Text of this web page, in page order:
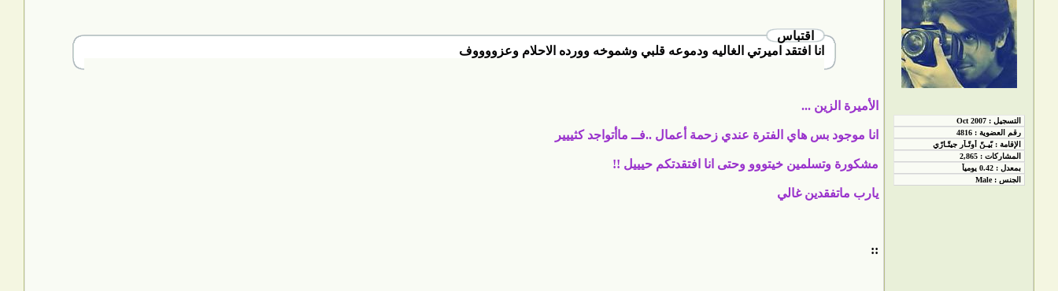
اقتباس
انا افتقد اميرتي الغاليه ودموعه قلبي وشموخه وورده الاحلام وعزووووف
الأميرة الزين ...
انا موجود بس هاي الفترة عندي زحمة أعمال ..فــ ماأتواجد كثييير
مشكورة وتسلمين خيتووو وحتى انا افتقدتكم حيييل !!
يارب ماتفقدين غالي
::